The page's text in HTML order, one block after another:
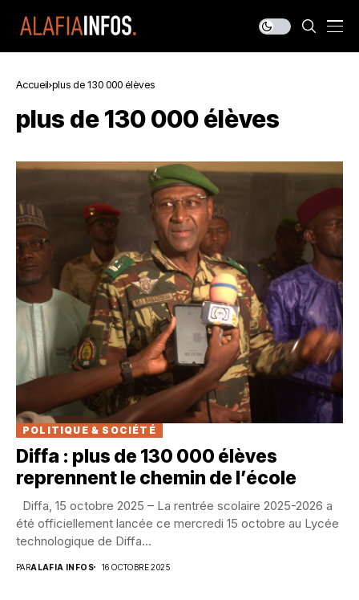
Accueil plus de 130 000 élèves
plus de 130 000 élèves
POLITIQUE & SOCIÉTÉ
Diffa : plus de 130 000 élèves
reprennent le chemin de l’école
Diffa, 15 octobre 2025 – La rentrée scolaire 2025-2026 a
été officiellement lancée ce mercredi 15 octobre au Lycée
technologique de Diffa...
PARALAFIA INFOS 16 OCTOBRE 2025